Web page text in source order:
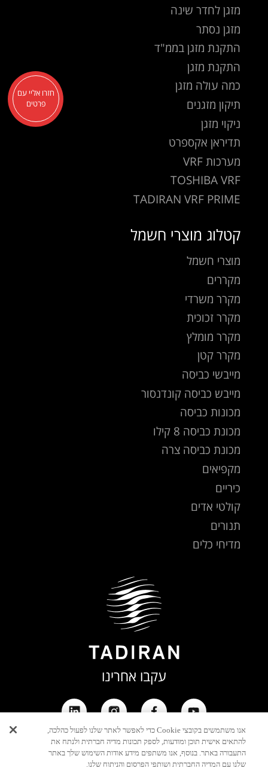
מזגן לחדר שינה
מזגן נסתר
התקנת מזגן בממ"ד
התקנת מזגן
כמה עולה מזגן
תיקון מזגנים
ניקוי מזגן
תדיראן אקספרט
מערכות VRF
TOSHIBA VRF
TADIRAN VRF PRIME
קטלוג מוצרי חשמל
מוצרי חשמל
מקררים
מקרר משרדי
מקרר זכוכית
מקרר מומלץ
מקרר קטן
מייבשי כביסה
מייבש כביסה קונדנסור
מכונות כביסה
מכונת כביסה 8 קילו
מכונת כביסה צרה
מקפיאים
כיריים
קולטי אדים
תנורים
מדיחי כלים
עקבו אחרינו
חזרו אליי עם
פרטים
אנו משתמשים בקובצי Cookie כדי לאפשר לאתר שלנו לפעול כהלכה,
להתאים אישית תוכן ומודעות, לספק תכונות מדיה חברתית ולנתח את
התעבורה באתר. בנוסף, אנו משתפים מידע אודות השימוש שלך באתר
שלנו עם המדיה החברתית ושותפי הפרסום והניתוח שלנו.